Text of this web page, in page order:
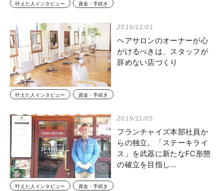
叶えた人インタビュー 資金・手続き
2016/12/01
ヘアサロンのオーナーが心
がけるべきは、スタッフが
辞めない店づくり
叶えた人インタビュー 資金・手続き
2019/11/05
フランチャイズ本部社員か
らの独立。「ステーキライ
ス」を武器に新たなFC形態
の確立を目指し…
叶えた人インタビュー 資金・手続き